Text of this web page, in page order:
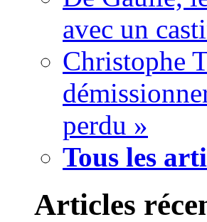
avec un
Christophe
perdu »
Tous les
Articles